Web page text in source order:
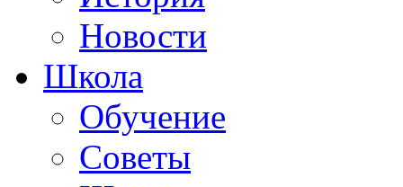
Новости
Школа
Обучение
Советы